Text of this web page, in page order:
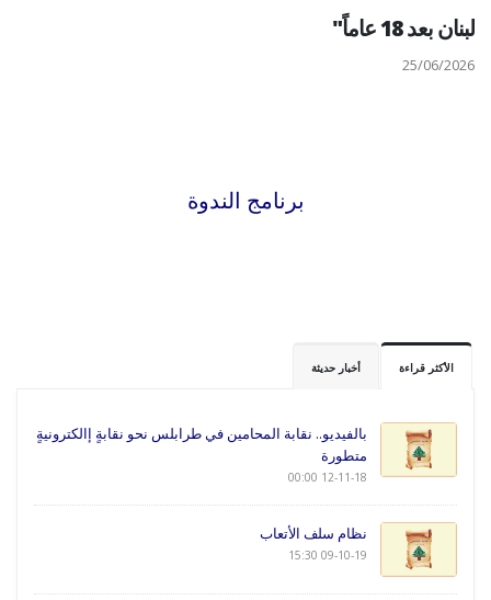
لبنان بعد 18 عاماً"
25/06/2026
برنامج الندوة
الأكثر قراءة أخبار حديثة
بالفيديو.. نقابة المحامين في طرابلس نحو نقابةٍ إالكترونيةٍ
متطورة
12-11-18 00:00
نظام سلف الأتعاب
09-10-19 15:30